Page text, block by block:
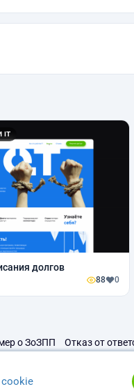
IT
долгов
88 0
о ЗоЗПП Отказ от